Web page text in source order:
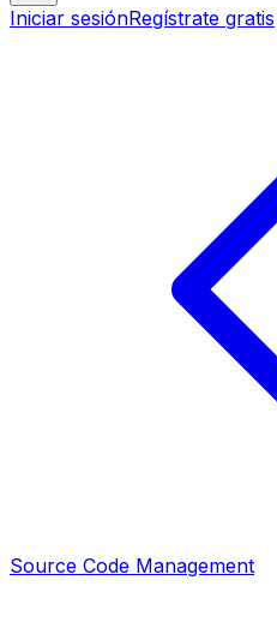
Iniciar sesiónRegístrate gratis
Source Code Management